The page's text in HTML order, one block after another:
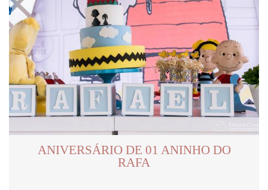
ANIVERSÁRIO DE 01 ANINHO DO
RAFA